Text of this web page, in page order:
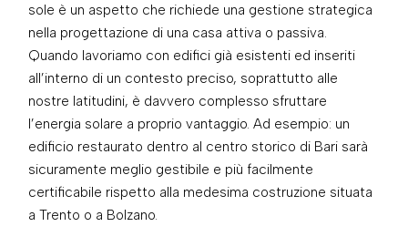
sole è un aspetto che richiede una gestione strategica
nella progettazione di una casa attiva o passiva.
Quando lavoriamo con edifici già esistenti ed inseriti
all’interno di un contesto preciso, soprattutto alle
nostre latitudini, è davvero complesso sfruttare
l’energia solare a proprio vantaggio. Ad esempio: un
edificio restaurato dentro al centro storico di Bari sarà
sicuramente meglio gestibile e più facilmente
certificabile rispetto alla medesima costruzione situata
a Trento o a Bolzano.